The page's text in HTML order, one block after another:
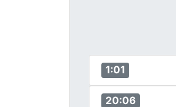
1:01
20:06